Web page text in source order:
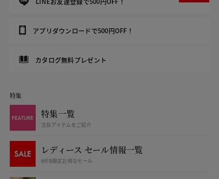
アプリダウンロードで500円OFF！
カタログ無料プレゼント
特集
特集一覧
注目アイテムをご紹介
レディース セール情報一覧
WEB限定お得なセール